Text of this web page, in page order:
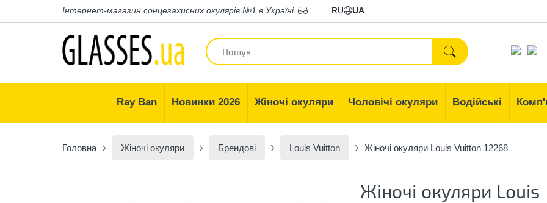
Інтернет-магазин сонцезахисних окулярів №1 в Україні RU UA
Ray Ban Новинки 2026 Жіночі окуляри Чоловічі окуляри Водійські
Головна Жіночі окуляри Брендові Louis Vuitton Жіночі окуляри Louis Vuitton 12268
Жіночі окуляри Louis